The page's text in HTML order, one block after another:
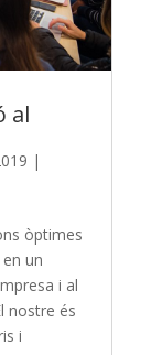
al
|
òptimes
un
i al
nostre és
i